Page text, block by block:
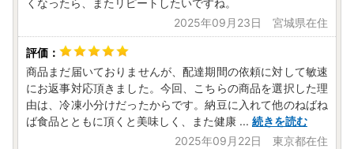
くなったら、またリピートしたいですね。
2025年09月23日 宮城県在住
商品まだ届いておりませんが、配達期間の依頼に対して敏速
にお返事対応頂きました。今回、こちらの商品を選択した理
由は、冷凍小分けだったからです。納豆に入れて他のねばね
ば食品とともに頂くと美味しく、また健康 ... 続きを読む
2025年09月22日 東京都在住